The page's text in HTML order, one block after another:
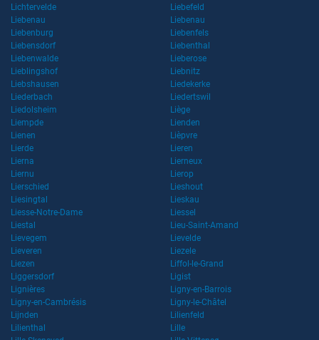
Lichtervelde
Liebefeld
Liebenau
Liebenau
Liebenburg
Liebenfels
Liebensdorf
Liebenthal
Liebenwalde
Lieberose
Lieblingshof
Liebnitz
Liebshausen
Liedekerke
Liederbach
Liedertswil
Liedolsheim
Liège
Liempde
Lienden
Lienen
Lièpvre
Lierde
Lieren
Lierna
Lierneux
Liernu
Lierop
Lierschied
Lieshout
Liesingtal
Lieskau
Liesse-Notre-Dame
Liessel
Liestal
Lieu-Saint-Amand
Lievegem
Lievelde
Lieveren
Liezele
Liezen
Liffol-le-Grand
Liggersdorf
Ligist
Lignières
Ligny-en-Barrois
Ligny-en-Cambrésis
Ligny-le-Châtel
Lijnden
Lilienfeld
Lilienthal
Lille